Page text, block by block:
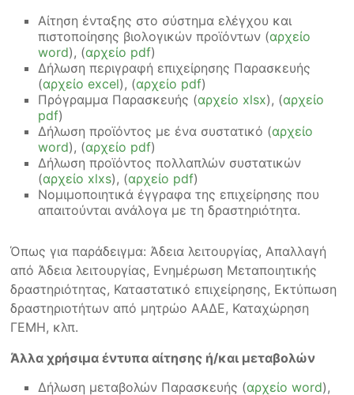
Αίτηση ένταξης στο σύστημα ελέγχου και
πιστοποίησης βιολογικών προϊόντων (αρχείο
word), (αρχείο pdf)
Δήλωση περιγραφή επιχείρησης Παρασκευής
(αρχείο excel), (αρχείο pdf)
Πρόγραμμα Παρασκευής (αρχείο xlsx), (αρχείο
pdf)
Δήλωση προϊόντος με ένα συστατικό (αρχείο
word), (αρχείο pdf)
Δήλωση προϊόντος πολλαπλών συστατικών
(αρχείο xlxs), (αρχείο pdf)
Νομιμοποιητικά έγγραφα της επιχείρησης που
απαιτούνται ανάλογα με τη δραστηριότητα.
Όπως για παράδειγμα: Άδεια λειτουργίας, Απαλλαγή
από Άδεια λειτουργίας, Ενημέρωση Μεταποιητικής
δραστηριότητας, Καταστατικό επιχείρησης, Εκτύπωση
δραστηριοτήτων από μητρώο ΑΑΔΕ, Καταχώρηση
ΓΕΜΗ, κλπ.
Άλλα χρήσιμα έντυπα αίτησης ή/και μεταβολών
Δήλωση μεταβολών Παρασκευής (αρχείο word),